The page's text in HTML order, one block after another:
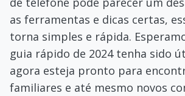
as ferramentas e dicas certas,
torna simples e rápida.
guia rápido de 2024 tenha sido
agora esteja pronto para
familiares e até mesmo novos